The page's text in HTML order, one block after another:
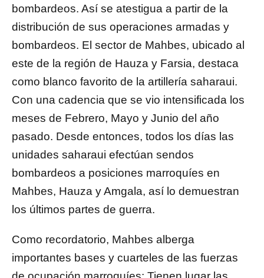
bombardeos. Así se atestigua a partir de la
distribución de sus operaciones armadas y
bombardeos. El sector de Mahbes, ubicado al
este de la región de Hauza y Farsia, destaca
como blanco favorito de la artillería saharaui.
Con una cadencia que se vio intensificada los
meses de Febrero, Mayo y Junio del año
pasado. Desde entonces, todos los días las
unidades saharaui efectúan sendos
bombardeos a posiciones marroquíes en
Mahbes, Hauza y Amgala, así lo demuestran
los últimos partes de guerra.
Como recordatorio, Mahbes alberga
importantes bases y cuarteles de las fuerzas